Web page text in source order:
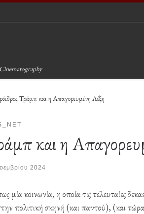
Τράμπ και η Απαγορευμένη Λέξη
και η
2024
κοινωνία, η οποία τις τελευταίες
πολιτική σκηνή (και παντού), (και